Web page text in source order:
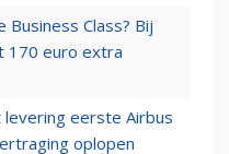
Business Class? Bij
170 euro extra
levering eerste Airbus
oplopen